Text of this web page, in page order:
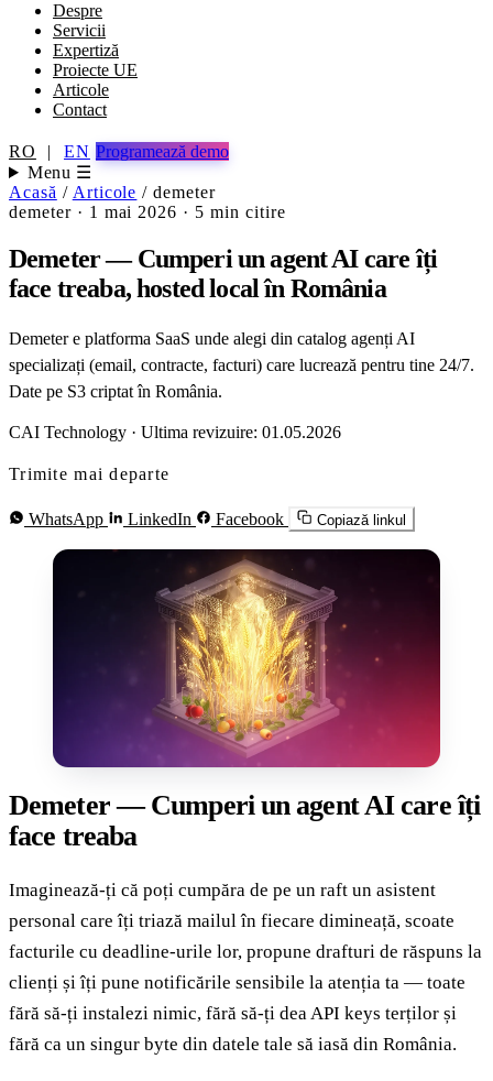
Despre
Servicii
Expertiză
Proiecte UE
Articole
Contact
RO | EN Programează demo
Menu ☰
Acasă / Articole / demeter
demeter · 1 mai 2026 · 5 min citire
Demeter — Cumperi un agent AI care îți
face treaba, hosted local în România
Demeter e platforma SaaS unde alegi din catalog agenți AI
specializați (email, contracte, facturi) care lucrează pentru tine 24/7.
Date pe S3 criptat în România.
CAI Technology · Ultima revizuire: 01.05.2026
Trimite mai departe
WhatsApp LinkedIn Facebook Copiază linkul
Demeter — Cumperi un agent AI care îți
face treaba
Imaginează-ți că poți cumpăra de pe un raft un asistent
personal care îți triază mailul în fiecare dimineață, scoate
facturile cu deadline-urile lor, propune drafturi de răspuns la
clienți și îți pune notificările sensibile la atenția ta — toate
fără să-ți instalezi nimic, fără să-ți dea API keys terților și
fără ca un singur byte din datele tale să iasă din România.